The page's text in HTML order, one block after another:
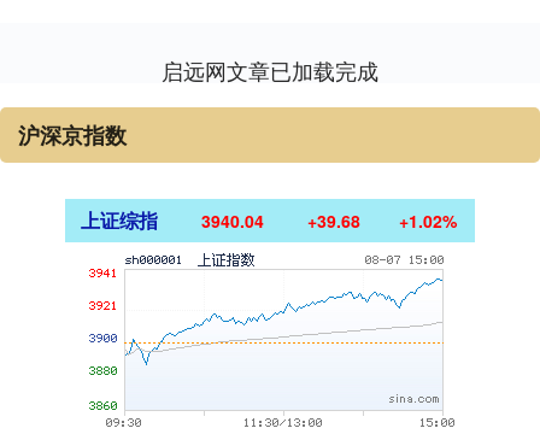
启远网文章已加载完成
沪深京指数
上证综指 3940.04 +39.68 +1.02%